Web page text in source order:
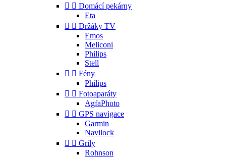
  Domácí pekárny
Eta
  Držáky TV
Emos
Meliconi
Philips
Stell
  Fény
Philips
  Fotoaparáty
AgfaPhoto
  GPS navigace
Garmin
Navilock
  Grily
Rohnson